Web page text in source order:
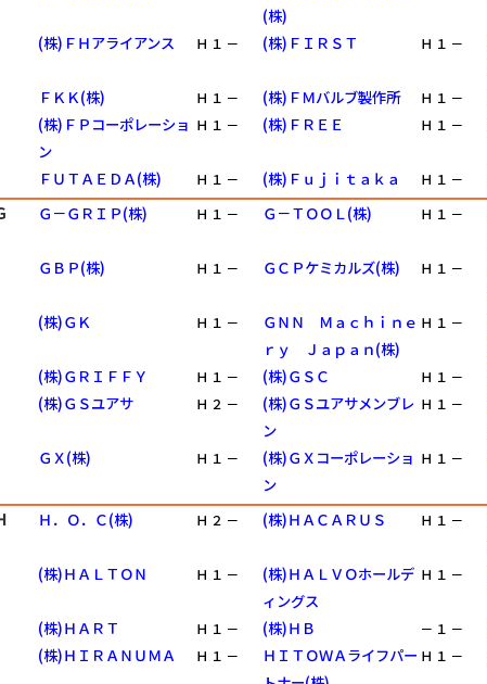
(株)
(株)ＦＨアライアンス Ｈ １ － (株)ＦＩＲＳＴ Ｈ １ －
ＦＫＫ(株) Ｈ １ － (株)ＦＭバルブ製作所 Ｈ １ －
(株)ＦＰコーポレーショ
ン
Ｈ １ － (株)ＦＲＥＥ Ｈ １ －
ＦＵＴＡＥＤＡ(株) Ｈ １ － (株)Ｆｕｊｉｔａｋａ Ｈ １ －
Ｇ－ＧＲＩＰ(株) Ｈ １ － Ｇ－ＴＯＯＬ(株) Ｈ １ －
ＧＢＰ(株) Ｈ １ － ＧＣＰケミカルズ(株) Ｈ １ －
(株)ＧＫ Ｈ １ －
ＧＮＮ Ｍａｃｈｉｎｅ
ｒｙ Ｊａｐａｎ(株)
Ｈ １ －
(株)ＧＲＩＦＦＹ Ｈ １ － (株)ＧＳＣ Ｈ １ －
(株)ＧＳユアサ Ｈ ２ －
(株)ＧＳユアサメンブレ
ン
Ｈ １ －
ＧＸ(株) Ｈ １ －
(株)ＧＸコーポレーショ
ン
Ｈ １ －
Ｈ．Ｏ．Ｃ(株) Ｈ ２ － (株)ＨＡＣＡＲＵＳ Ｈ １ －
(株)ＨＡＬＴＯＮ Ｈ １ －
(株)ＨＡＬＶＯホールデ
ィングス
Ｈ １ －
(株)ＨＡＲＴ Ｈ １ － (株)ＨＢ － １ －
(株)ＨＩＲＡＮＵＭＡ Ｈ １ －
ＨＩＴＯＷＡライフパー Ｈ １ －